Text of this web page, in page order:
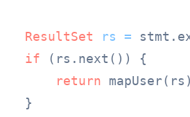
ResultSet rs =
if (rs.next()) {
return
}